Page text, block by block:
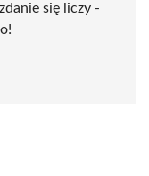
się liczy -